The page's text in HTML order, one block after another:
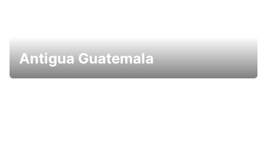
Antigua Guatemala